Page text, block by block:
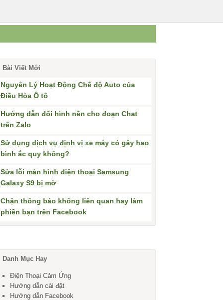
Bài Viết Mới
Nguyên Lý Hoạt Động Chế độ Auto của
Điều Hòa Ô tô
Hướng dẫn đổi hình nền cho đoạn Chat
trên Zalo
Sử dụng dịch vụ định vị xe máy có gây hao
bình ắc quy không?
Sửa lỗi màn hình điện thoại Samsung
Galaxy S9 bị mờ
Chặn thông báo không liên quan hay làm
phiền bạn trên Facebook
Danh Mục Hay
Điện Thoại Cảm Ứng
Hướng dẫn cài đặt
Hướng dẫn Facebook